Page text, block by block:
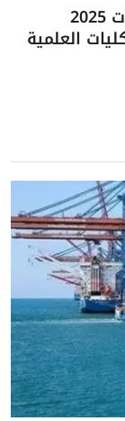
كل ما تريد معرفته عن تنسيق الكليات 2025
العلمية